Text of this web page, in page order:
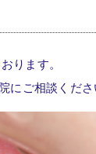
ります。
にご相談くださ